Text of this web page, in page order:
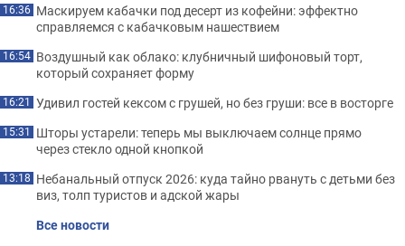
16:36 Маскируем кабачки под десерт из кофейни: эффектно
справляемся с кабачковым нашествием
16:54 Воздушный как облако: клубничный шифоновый торт,
который сохраняет форму
16:21 Удивил гостей кексом с грушей, но без груши: все в восторге
15:31 Шторы устарели: теперь мы выключаем солнце прямо
через стекло одной кнопкой
13:18 Небанальный отпуск 2026: куда тайно рвануть с детьми без
виз, толп туристов и адской жары
Все новости